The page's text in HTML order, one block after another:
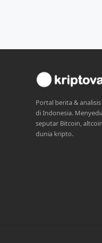
Portal berita &
di Indonesia.
seputar Bitcoin,
dunia kripto.